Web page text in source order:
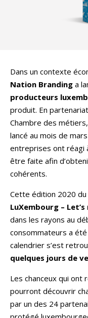
Dans un contexte
Nation Branding a
producteurs
produit. En
Chambre des
lancé au mois de
entreprises ont réagi
être faite afin
cohérents.
Cette édition 2020 du
LuXembourg –
dans les rayons au
consommateurs a
calendrier s’est
quelques jours de
Les chanceux qui ont
pourront découvrir
par un des 24